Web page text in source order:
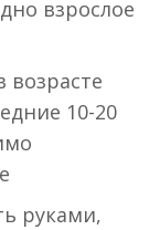
взрослое
возрасте
10-20
руками,